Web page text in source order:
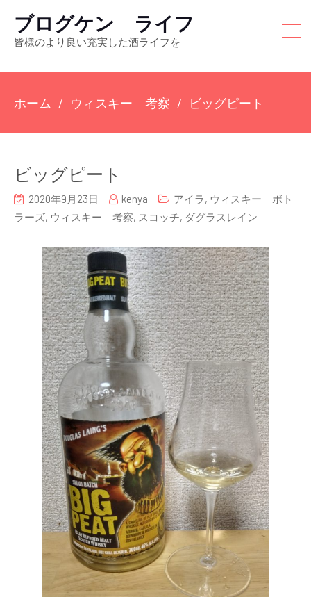
ブログケン ライフ
皆様のより良い充実した酒ライフを
ホーム ウィスキー 考察 ビッグピート
ビッグピート
2020年9月23日 kenya アイラ, ウィスキー ボト
ラーズ, ウィスキー 考察, スコッチ, ダグラスレイン